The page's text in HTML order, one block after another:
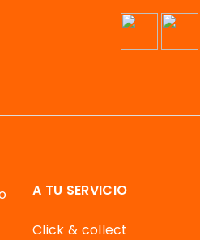
A TU SERVICIO
Click & collect